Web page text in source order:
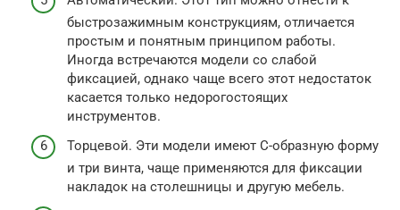
быстрозажимным конструкциям, отличается
простым и понятным принципом работы.
Иногда встречаются модели со слабой
фиксацией, однако чаще всего этот недостаток
касается только недорогостоящих
инструментов.
Торцевой. Эти модели имеют С-образную форму
и три винта, чаще применяются для фиксации
накладок на столешницы и другую мебель.